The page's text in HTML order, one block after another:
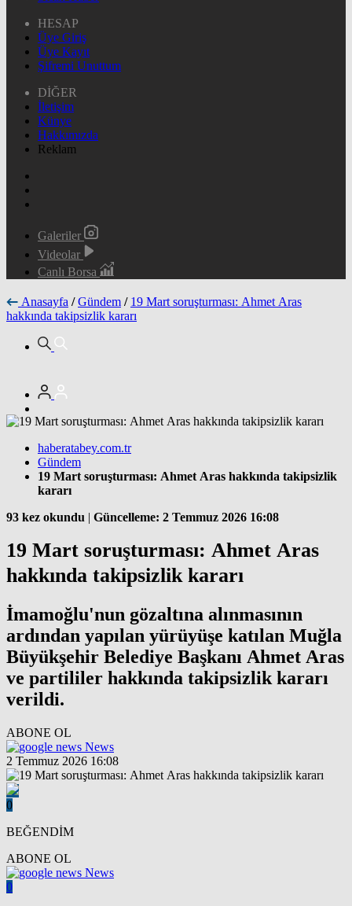
HESAP
Üye Giriş
Üye Kayıt
Şifremi Unuttum
DİĞER
İletişim
Künye
Hakkımızda
Reklam
Galeriler
Videolar
Canlı Borsa
Anasayfa / Gündem / 19 Mart soruşturması: Ahmet Aras
hakkında takipsizlik kararı
haberatabey.com.tr
Gündem
19 Mart soruşturması: Ahmet Aras hakkında takipsizlik
kararı
93 kez okundu | Güncelleme: 2 Temmuz 2026 16:08
19 Mart soruşturması: Ahmet Aras
hakkında takipsizlik kararı
İmamoğlu'nun gözaltına alınmasının
ardından yapılan yürüyüşe katılan Muğla
Büyükşehir Belediye Başkanı Ahmet Aras
ve partililer hakkında takipsizlik kararı
verildi.
ABONE OL
News
2 Temmuz 2026 16:08
0
BEĞENDİM
ABONE OL
News
0